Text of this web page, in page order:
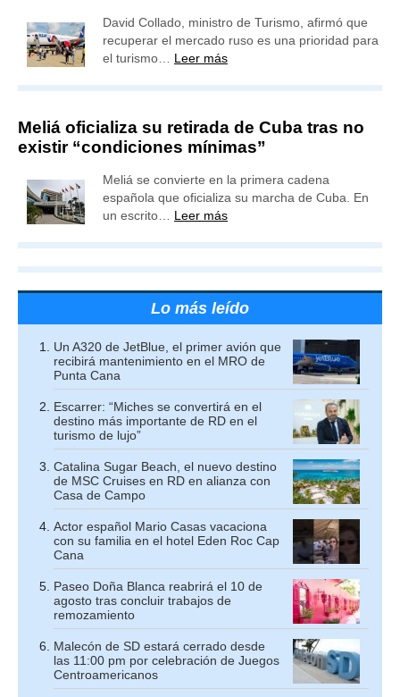
David Collado, ministro de Turismo, afirmó que
recuperar el mercado ruso es una prioridad para
el turismo… Leer más
Meliá oficializa su retirada de Cuba tras no
existir “condiciones mínimas”
Meliá se convierte en la primera cadena
española que oficializa su marcha de Cuba. En
un escrito… Leer más
Lo más leído
Un A320 de JetBlue, el primer avión que
recibirá mantenimiento en el MRO de
Punta Cana
Escarrer: “Miches se convertirá en el
destino más importante de RD en el
turismo de lujo”
Catalina Sugar Beach, el nuevo destino
de MSC Cruises en RD en alianza con
Casa de Campo
Actor español Mario Casas vacaciona
con su familia en el hotel Eden Roc Cap
Cana
Paseo Doña Blanca reabrirá el 10 de
agosto tras concluir trabajos de
remozamiento
Malecón de SD estará cerrado desde
las 11:00 pm por celebración de Juegos
Centroamericanos